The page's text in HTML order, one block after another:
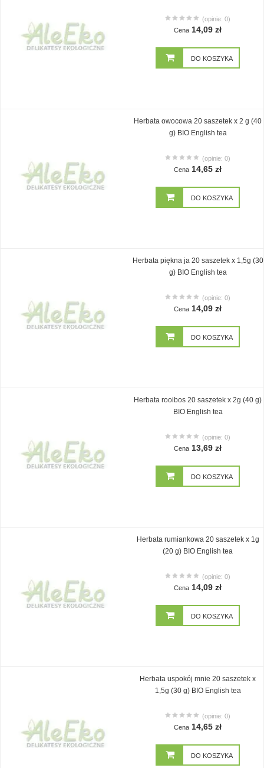
(opinie: 0)
Cena 14,09 zł
DO KOSZYKA
Herbata owocowa 20 saszetek x 2 g (40
g) BIO English tea
(opinie: 0)
Cena 14,65 zł
DO KOSZYKA
Herbata piękna ja 20 saszetek x 1,5g (30
g) BIO English tea
(opinie: 0)
Cena 14,09 zł
DO KOSZYKA
Herbata rooibos 20 saszetek x 2g (40 g)
BIO English tea
(opinie: 0)
Cena 13,69 zł
DO KOSZYKA
Herbata rumiankowa 20 saszetek x 1g
(20 g) BIO English tea
(opinie: 0)
Cena 14,09 zł
DO KOSZYKA
Herbata uspokój mnie 20 saszetek x
1,5g (30 g) BIO English tea
(opinie: 0)
Cena 14,65 zł
DO KOSZYKA